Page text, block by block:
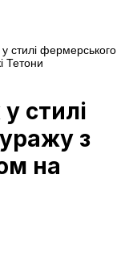
стилі фермерського
Тетони
стилі
з
на